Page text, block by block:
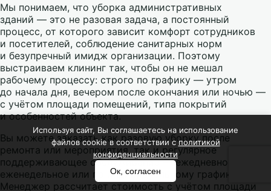
Мы понимаем, что уборка административных
зданий — это не разовая задача, а постоянный
процесс, от которого зависит комфорт сотрудников
и посетителей, соблюдение санитарных норм
и безупречный имидж организации. Поэтому
выстраиваем клининг так, чтобы он не мешал
рабочему процессу: строго по графику — утром
до начала дня, вечером после окончания или ночью —
с учётом площади помещений, типа покрытий
и особенностей объекта.
Вы можете заказать как разовую уборку после
ремонта или мероприятия, так и регулярное
поддерживающее обслуживание — ежедневное,
еженедельное или по индивидуальному графику.
Менеджер рассчитает стоимость с учётом площади
Используя сайт, Вы соглашаетесь на использование
файлов cookie в соответствии сполитикой
конфиденциальности
Ок, согласен